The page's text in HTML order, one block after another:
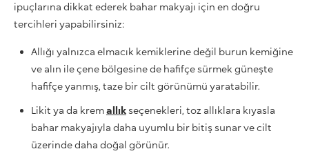
ipuçlarına dikkat ederek bahar makyajı için en doğru
tercihleri yapabilirsiniz:
Allığı yalnızca elmacık kemiklerine değil burun kemiğine
ve alın ile çene bölgesine de hafifçe sürmek güneşte
hafifçe yanmış, taze bir cilt görünümü yaratabilir.
Likit ya da kremallıkseçenekleri, toz allıklara kıyasla
bahar makyajıyla daha uyumlu bir bitiş sunar ve cilt
üzerinde daha doğal görünür.